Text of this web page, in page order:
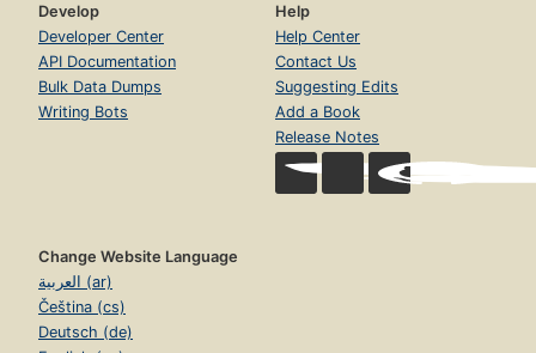
Develop
Developer Center
API Documentation
Bulk Data Dumps
Writing Bots
Help
Help Center
Contact Us
Suggesting Edits
Add a Book
Release Notes
Change Website Language
العربية (ar)
Čeština (cs)
Deutsch (de)